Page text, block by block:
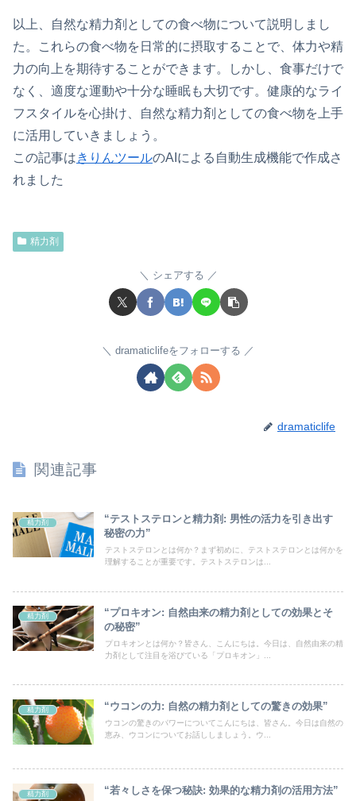
以上、自然な精力剤としての食べ物について説明しまし
た。これらの食べ物を日常的に摂取することで、体力や精
力の向上を期待することができます。しかし、食事だけで
なく、適度な運動や十分な睡眠も大切です。健康的なライ
フスタイルを心掛け、自然な精力剤としての食べ物を上手
に活用していきましょう。
この記事はきりんツールのAIによる自動生成機能で作成さ
れました
精力剤
シェアする
dramaticlifeをフォローする
dramaticlife
関連記事
精力剤
“テストステロンと精力剤: 男性の活力を引き出す
秘密の力”
テストステロンとは何か？まず初めに、テストステロンとは何かを
理解することが重要です。テストステロンは...
精力剤
“プロキオン: 自然由来の精力剤としての効果とそ
の秘密”
プロキオンとは何か？皆さん、こんにちは。今日は、自然由来の精
力剤として注目を浴びている「プロキオン」...
精力剤 “ウコンの力: 自然の精力剤としての驚きの効果”
ウコンの驚きのパワーについてこんにちは、皆さん。今日は自然の
恵み、ウコンについてお話ししましょう。ウ...
精力剤 “若々しさを保つ秘訣: 効果的な精力剤の活用方法”